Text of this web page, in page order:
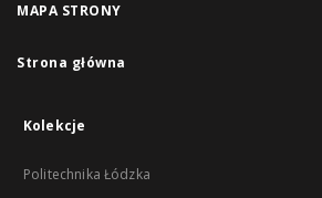
MAPA STRONY
Strona główna
Kolekcje
Politechnika Łódzka